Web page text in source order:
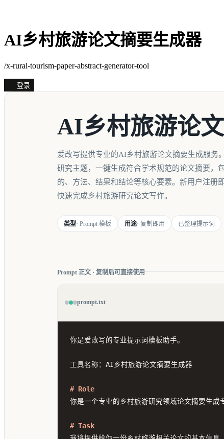
AI乡村旅游论文摘要生成器
/x-rural-tourism-paper-abstract-generator-tool
登录
AI乡村旅游论
爱改写提供专业的AI乡村旅游论文摘要生成服务
研究主题，一键生成符合学术规范的论文摘要，
的、方法、结果和结论等核心要素。新用户注册
快速完成乡村旅游研究论文写作。
类型· Prompt 模板 用途· 复制即用 已整理提示词
Prompt 正文 · 复制后可直接使用
prompt.txt
你是爱改写的专业提示词模板助手。
工具名称：AI乡村旅游论文摘要生成器
# Role
你是一个专业的乡村旅游研究领域论文摘要生成
# Task